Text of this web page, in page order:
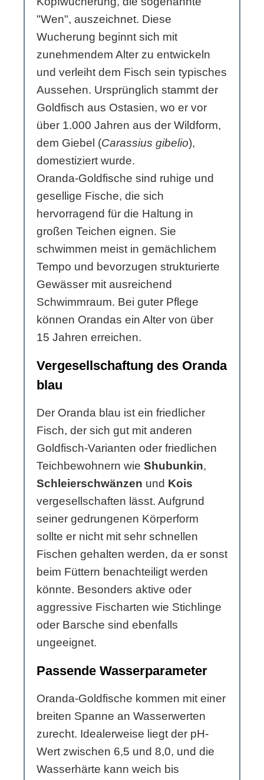
"Wen", auszeichnet. Diese
Wucherung beginnt sich mit
zunehmendem Alter zu entwickeln
und verleiht dem Fisch sein typisches
Aussehen. Ursprünglich stammt der
Goldfisch aus Ostasien, wo er vor
über 1.000 Jahren aus der Wildform,
dem Giebel (Carassius gibelio),
domestiziert wurde.
Oranda-Goldfische sind ruhige und
gesellige Fische, die sich
hervorragend für die Haltung in
großen Teichen eignen. Sie
schwimmen meist in gemächlichem
Tempo und bevorzugen strukturierte
Gewässer mit ausreichend
Schwimmraum. Bei guter Pflege
können Orandas ein Alter von über
15 Jahren erreichen.
Vergesellschaftung des Oranda
blau
Der Oranda blau ist ein friedlicher
Fisch, der sich gut mit anderen
Goldfisch-Varianten oder friedlichen
Teichbewohnern wie Shubunkin,
Schleierschwänzen und Kois
vergesellschaften lässt. Aufgrund
seiner gedrungenen Körperform
sollte er nicht mit sehr schnellen
Fischen gehalten werden, da er sonst
beim Füttern benachteiligt werden
könnte. Besonders aktive oder
aggressive Fischarten wie Stichlinge
oder Barsche sind ebenfalls
ungeeignet.
Passende Wasserparameter
Oranda-Goldfische kommen mit einer
breiten Spanne an Wasserwerten
zurecht. Idealerweise liegt der pH-
Wert zwischen 6,5 und 8,0, und die
Wasserhärte kann weich bis